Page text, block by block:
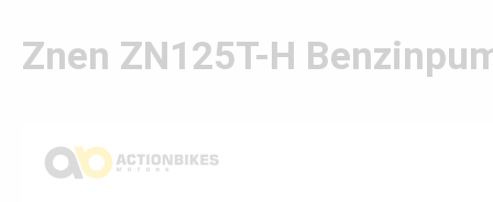
Znen ZN125T-H